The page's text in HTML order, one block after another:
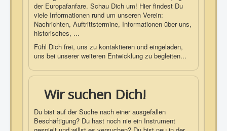
der Europafanfare. Schau Dich um! Hier findest Du
viele Informationen rund um unseren Verein:
Nachrichten, Auftrittstermine, Informationen über uns,
historisches, ...
Fühl Dich frei, uns zu kontaktieren und eingeladen,
uns bei unserer weiteren Entwicklung zu begleiten...
Wir suchen Dich!
Du bist auf der Suche nach einer ausgefallen
Beschäftigung? Du hast noch nie ein Instrument